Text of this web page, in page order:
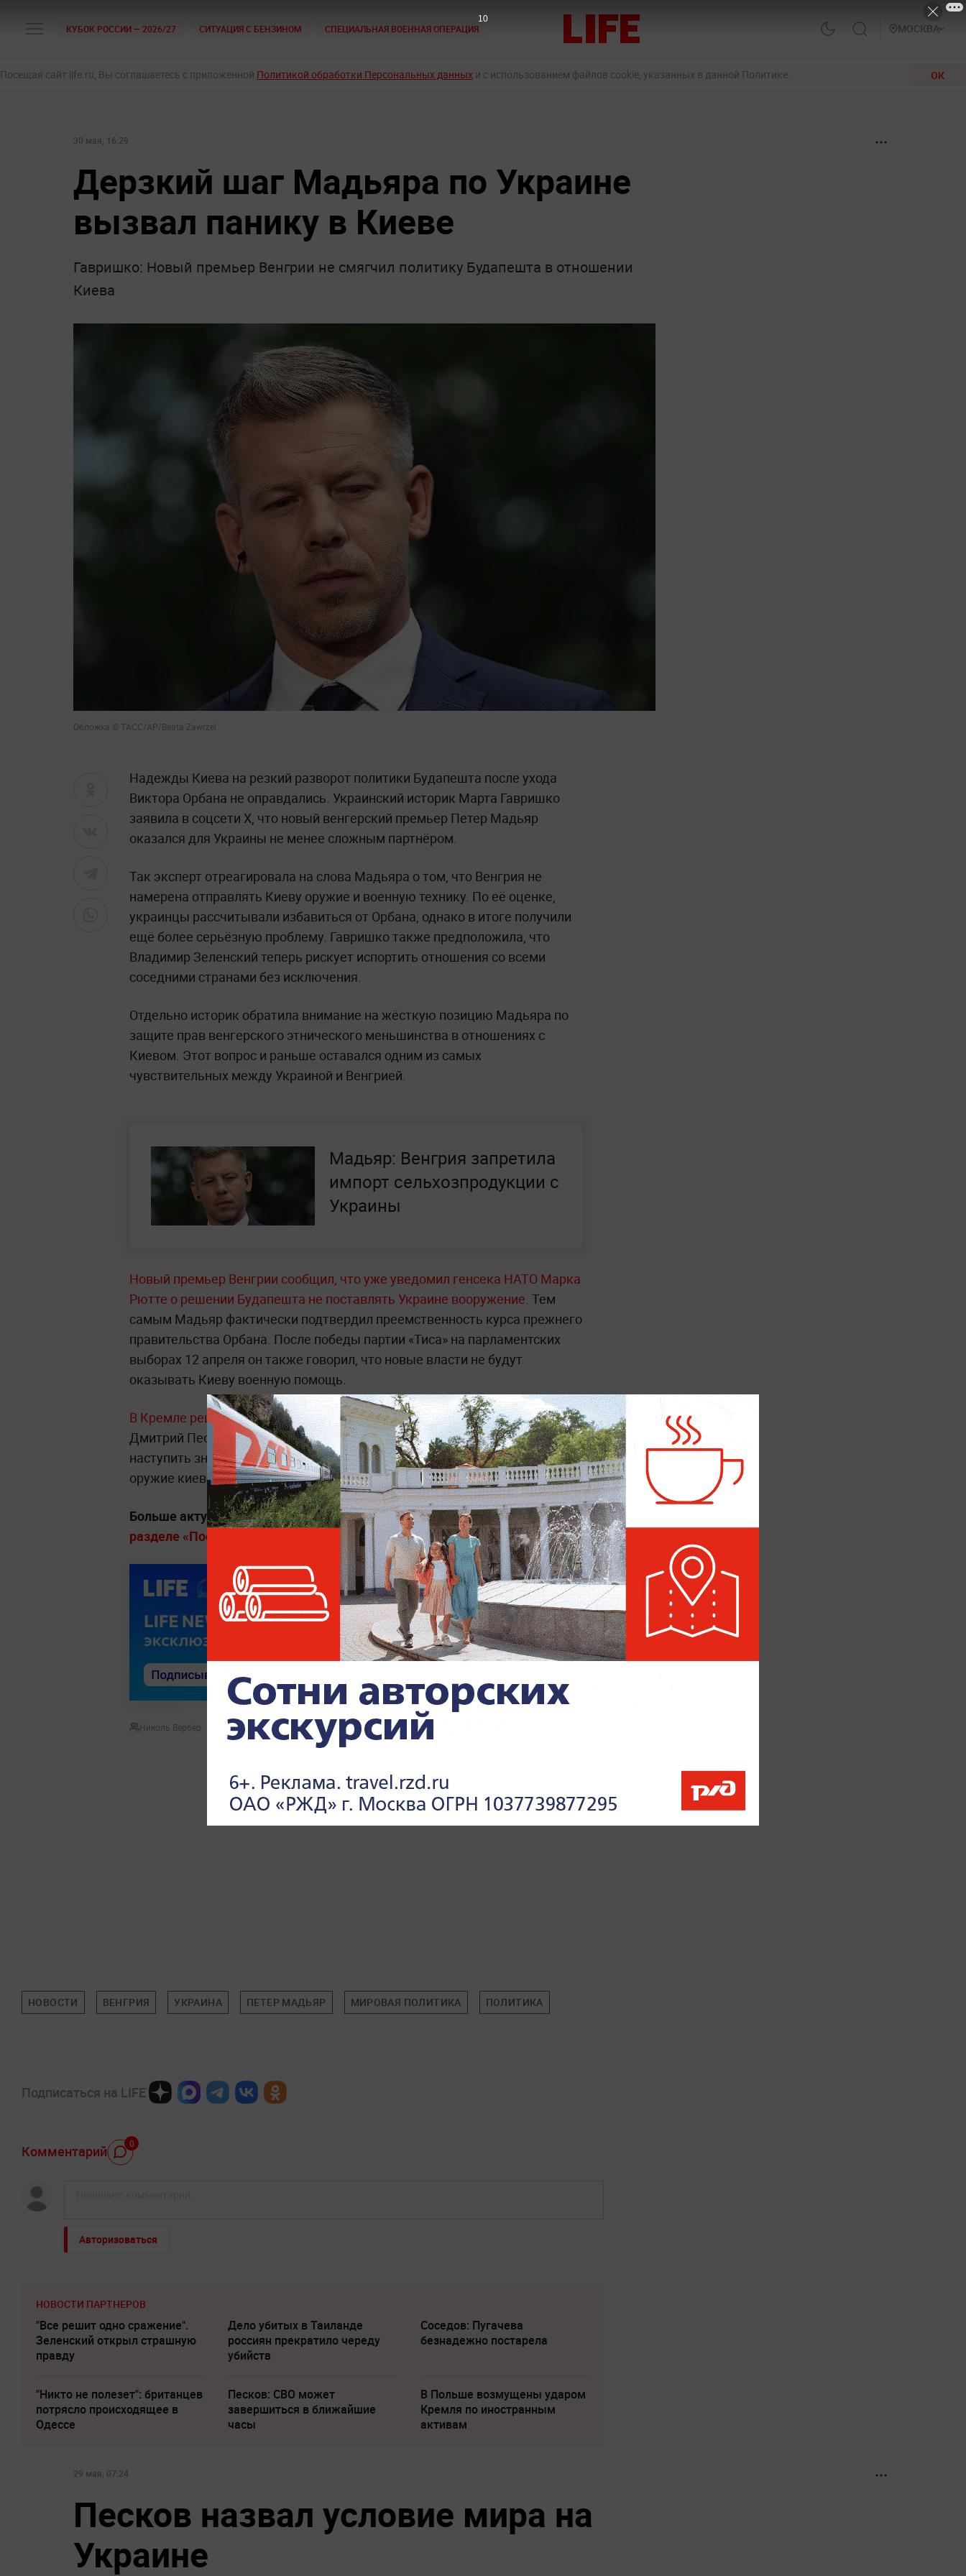
КУБОК РОССИИ — 2026/27 СИТУАЦИЯ С БЕНЗИНОМ СПЕЦИАЛЬНАЯ ВОЕННАЯ ОПЕРАЦИЯ МОСКВА
Посещая сайт life.ru, Вы соглашаетесь с приложенной Политикой обработки Персональных данных и с использованием файлов cookie, указанных в данной Политике. ОК
30 мая, 16:29
Дерзкий шаг Мадьяра по Украине
вызвал панику в Киеве
Гавришко: Новый премьер Венгрии не смягчил политику Будапешта в отношении
Киева
Обложка © ТАСС/AP/Beata Zawrzel
Надежды Киева на резкий разворот политики Будапешта после ухода
Виктора Орбана не оправдались. Украинский историк Марта Гавришко
заявила в соцсети X, что новый венгерский премьер Петер Мадьяр
оказался для Украины не менее сложным партнёром.
Так эксперт отреагировала на слова Мадьяра о том, что Венгрия не
намерена отправлять Киеву оружие и военную технику. По её оценке,
украинцы рассчитывали избавиться от Орбана, однако в итоге получили
ещё более серьёзную проблему. Гавришко также предположила, что
Владимир Зеленский теперь рискует испортить отношения со всеми
соседними странами без исключения.
Отдельно историк обратила внимание на жёсткую позицию Мадьяра по
защите прав венгерского этнического меньшинства в отношениях с
Киевом. Этот вопрос и раньше оставался одним из самых
чувствительных между Украиной и Венгрией.
Мадьяр: Венгрия запретила
импорт сельхозпродукции с
Украины
Новый премьер Венгрии сообщил, что уже уведомил генсека НАТО Марка
Рютте о решении Будапешта не поставлять Украине вооружение. Тем
самым Мадьяр фактически подтвердил преемственность курса прежнего
правительства Орбана. После победы партии «Тиса» на парламентских
выборах 12 апреля он также говорил, что новые власти не будут
оказывать Киеву военную помощь.
В Кремле решение Венгрии поддержали.Пресс-секретарь президента РФ
Дмитрий Песков заявил, что мирное урегулирование на Украине может
наступить значительно быстрее, если все страны прекратят поставлять
оружие киевскому режиму.
Больше актуальных событий в режиме реального времени —читайте в
разделе «Последние новости» на Life.ru.
Николь Вербер
НОВОСТИ ВЕНГРИЯ УКРАИНА ПЕТЕР МАДЬЯР МИРОВАЯ ПОЛИТИКА ПОЛИТИКА
Подписаться на LIFE
Комментарий 0
Авторизоваться
НОВОСТИ ПАРТНЕРОВ
"Все решит одно сражение".
Зеленский открыл страшную
правду
Дело убитых в Таиланде
россиян прекратило череду
убийств
Соседов: Пугачева
безнадежно постарела
"Никто не полезет": британцев
потрясло происходящее в
Одессе
Песков: СВО может
завершиться в ближайшие
часы
В Польше возмущены ударом
Кремля по иностранным
активам
29 мая, 07:24
Песков назвал условие мира на
Украине
9